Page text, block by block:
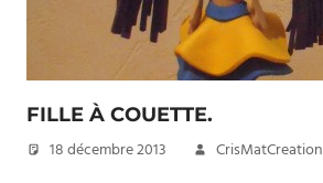
FILLE À COUETTE.
18 décembre 2013 CrisMatCreation